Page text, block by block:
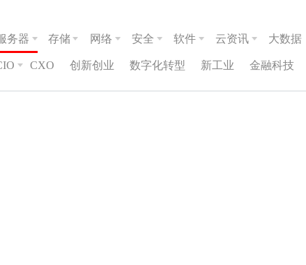
务器 存储 网络 安全 软件 云资讯 大数据
CXO 创新创业 数字化转型 新工业 金融科技